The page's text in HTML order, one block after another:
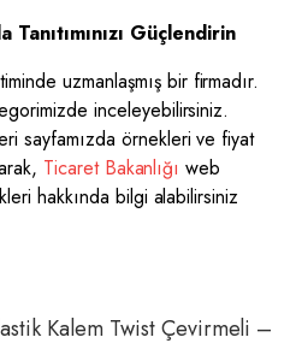
Güçlendirin
uzmanlaşmış bir firmadır.
inceleyebilirsiniz.
sayfamızda örnekleri ve fiyat
Ticaret Bakanlığı web
hakkında bilgi alabilirsiniz
Kalem Twist Çevirmeli –